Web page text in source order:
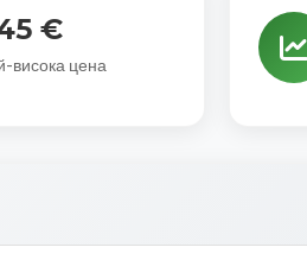
€
висока цена